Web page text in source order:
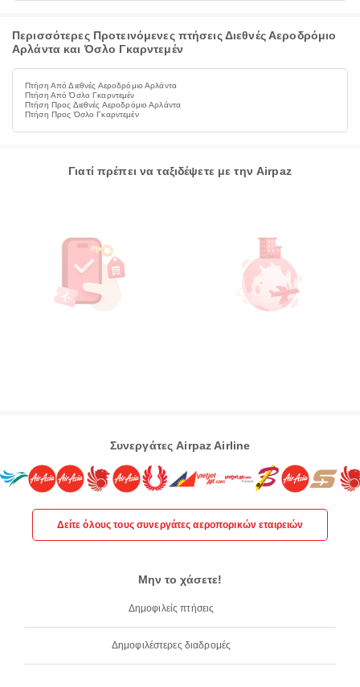
Περισσότερες Προτεινόμενες πτήσεις Διεθνές Αεροδρόμιο
Αρλάντα και Όσλο Γκαρντεμέν
Πτήση Από Διεθνές Αεροδρόμιο Αρλάντα
Πτήση Από Όσλο Γκαρντεμέν
Πτήση Προς Διεθνές Αεροδρόμιο Αρλάντα
Πτήση Προς Όσλο Γκαρντεμέν
Γιατί πρέπει να ταξιδέψετε με την Airpaz
Συνεργάτες Airpaz Airline
Δείτε όλους τους συνεργάτες αεροπορικών εταιρειών
Μην το χάσετε!
Δημοφιλείς πτήσεις
Δημοφιλέστερες διαδρομές